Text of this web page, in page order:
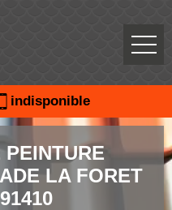
indisponible
LA FORET